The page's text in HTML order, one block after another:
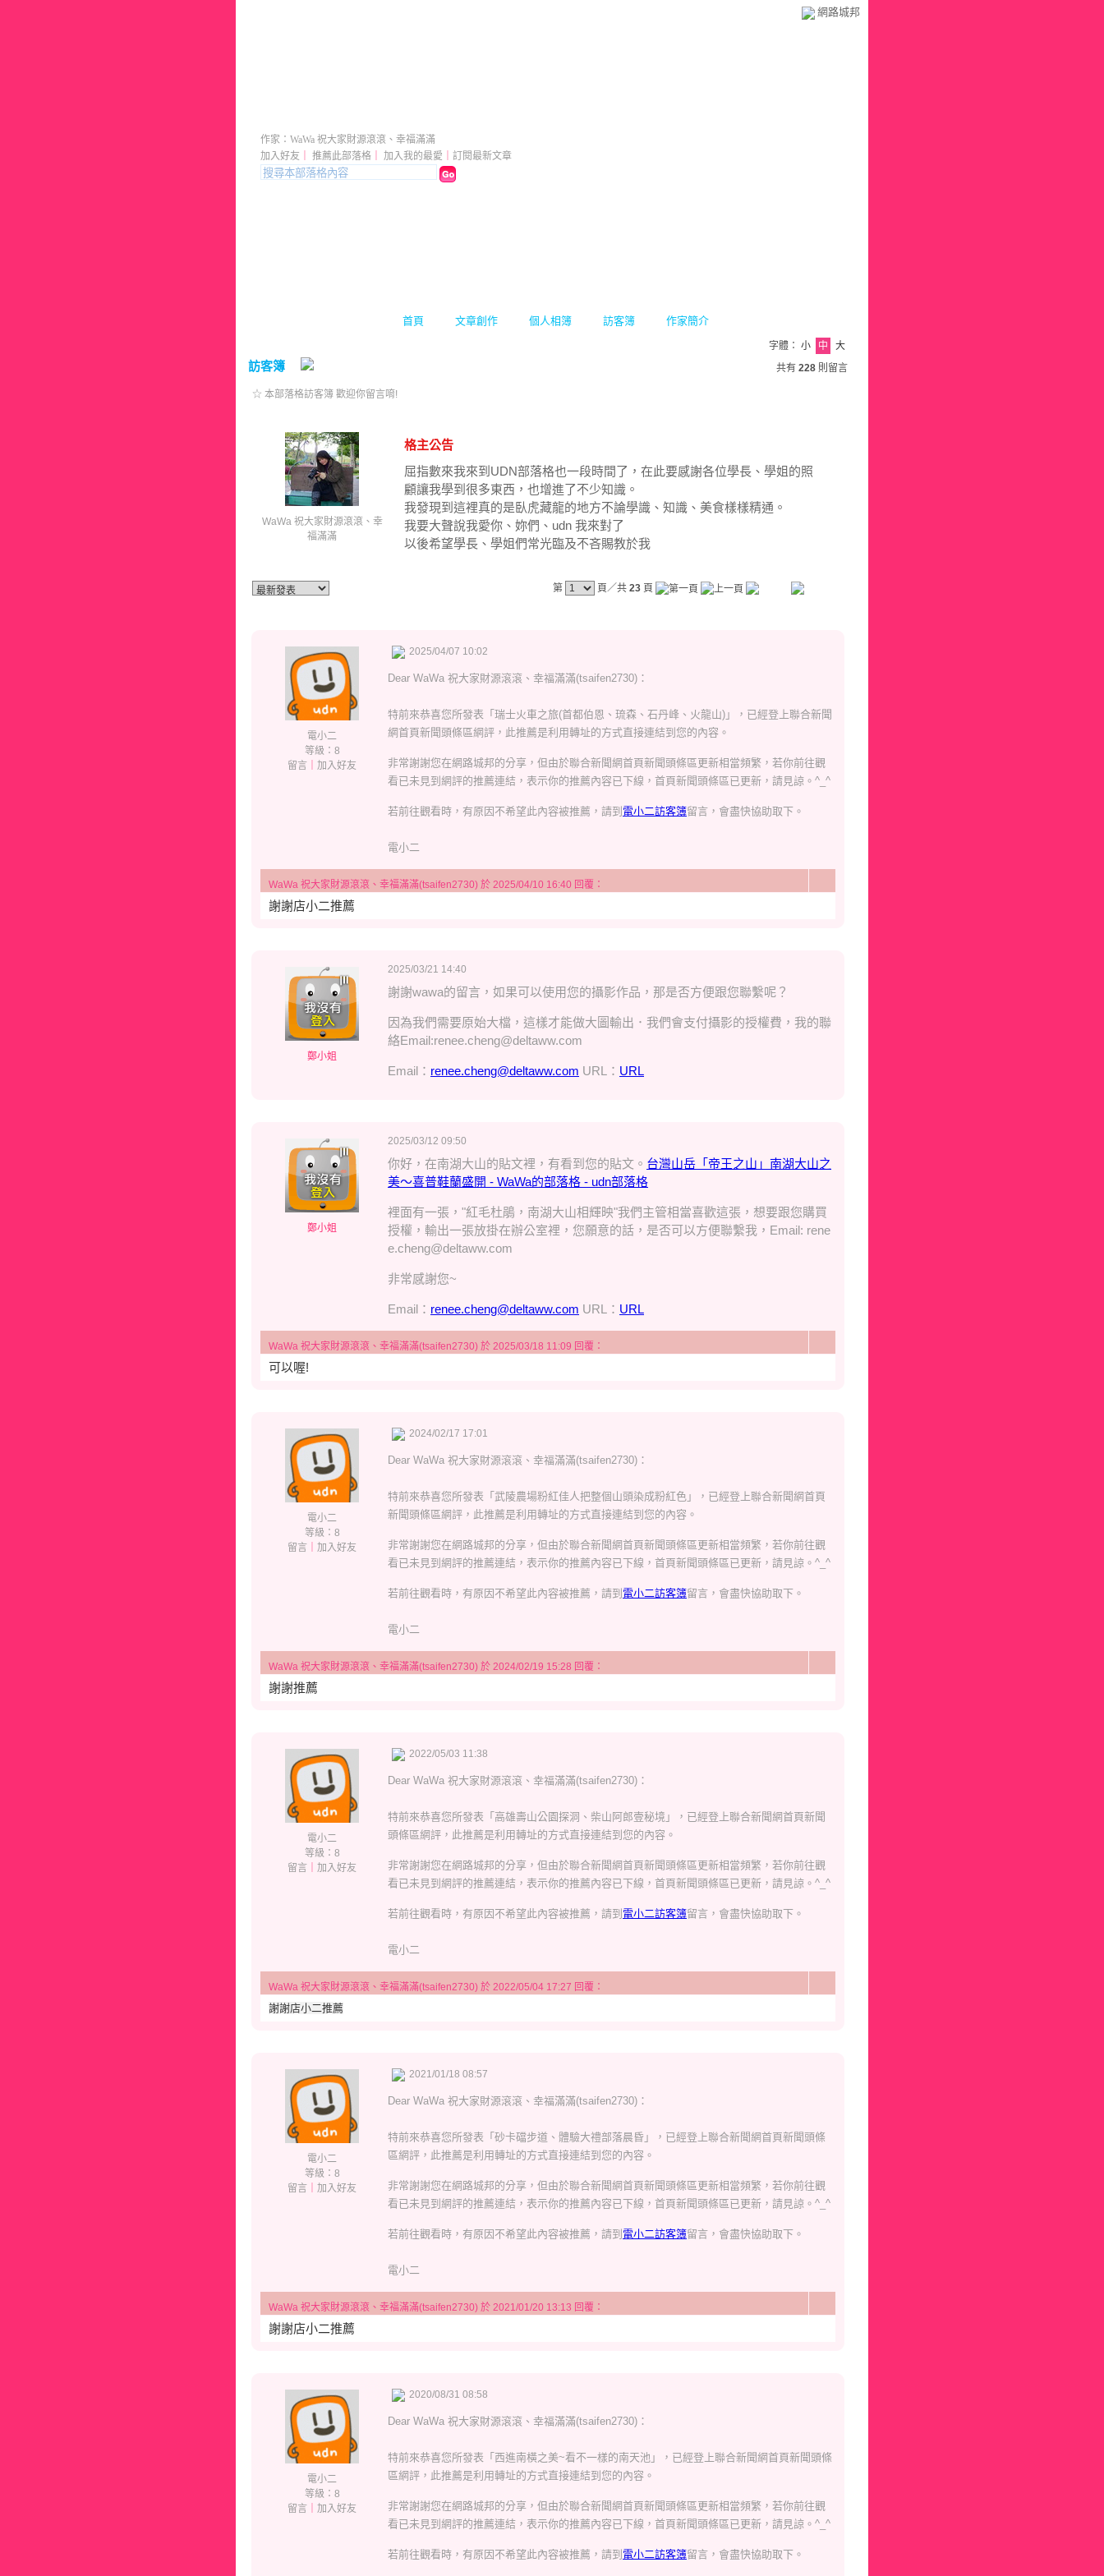
網路城邦
首頁 文章創作 個人相簿 訪客簿 作家簡介
加入好友 推薦此部落格 加入我的最愛 訂閱最新文章
作家：WaWa 祝大家財源滾滾、幸福滿滿
字體： 小 中 大
訪客簿 共有 228 則留言
☆ 本部落格訪客簿 歡迎你留言唷!
WaWa 祝大家財源滾滾、幸
福滿滿
格主公告
屈指數來我來到UDN部落格也一段時間了，在此要感謝各位學長、學姐的照
顧讓我學到很多東西，也增進了不少知識。
我發現到這裡真的是臥虎藏龍的地方不論學識、知識、美食樣樣精通。
我要大聲說我愛你、妳們、udn 我來對了
以後希望學長、學姐們常光臨及不吝賜教於我
第 頁／共 23 頁
電小二
等級：8
留言
加入好友
2025/04/07 10:02
Dear WaWa 祝大家財源滾滾、幸福滿滿(tsaifen2730) ：
特前來恭喜您所發表「瑞士火車之旅(首都伯恩、琉森、石丹峰、火龍山)」，已經登上聯合新聞
網首頁新聞頭條區網評，此推薦是利用轉址的方式直接連結到您的內容。
非常謝謝您在網路城邦的分享，但由於聯合新聞網首頁新聞頭條區更新相當頻繁，若你前往觀
看已未見到網評的推薦連結，表示你的推薦內容已下線，首頁新聞頭條區已更新，請見諒。^_^
若前往觀看時，有原因不希望此內容被推薦，請到 電小二訪客簿留言，會盡快協助取下。
電小二
WaWa 祝大家財源滾滾、幸福滿滿(tsaifen2730) 於 2025/04/10 16:40 回覆：
謝謝店小二推薦
鄭小姐
2025/03/21 14:40
謝謝wawa的留言，如果可以使用您的攝影作品，那是否方便跟您聯繫呢？
因為我們需要原始大檔，這樣才能做大圖輸出．我們會支付攝影的授權費，我的聯
絡Email:renee.cheng@deltaww.com
Email： renee.cheng@deltaww.com URL： URL
鄭小姐
2025/03/12 09:50
你好，在南湖大山的貼文裡，有看到您的貼文。 台灣山岳「帝王之山」南湖大山之
美～喜普鞋蘭盛開 - WaWa的部落格 - udn部落格
裡面有一張，"紅毛杜鵑，南湖大山相輝映"我們主管相當喜歡這張，想要跟您購買
授權，輸出一張放掛在辦公室裡，您願意的話，是否可以方便聯繫我，Email: rene
e.cheng@deltaww.com
非常感謝您~
Email： renee.cheng@deltaww.com URL： URL
WaWa 祝大家財源滾滾、幸福滿滿(tsaifen2730) 於 2025/03/18 11:09 回覆：
可以喔!
電小二
等級：8
留言
加入好友
2024/02/17 17:01
Dear WaWa 祝大家財源滾滾、幸福滿滿(tsaifen2730) ：
特前來恭喜您所發表「武陵農場粉紅佳人把整個山頭染成粉紅色」，已經登上聯合新聞網首頁
新聞頭條區網評，此推薦是利用轉址的方式直接連結到您的內容。
非常謝謝您在網路城邦的分享，但由於聯合新聞網首頁新聞頭條區更新相當頻繁，若你前往觀
看已未見到網評的推薦連結，表示你的推薦內容已下線，首頁新聞頭條區已更新，請見諒。^_^
若前往觀看時，有原因不希望此內容被推薦，請到 電小二訪客簿留言，會盡快協助取下。
電小二
WaWa 祝大家財源滾滾、幸福滿滿(tsaifen2730) 於 2024/02/19 15:28 回覆：
謝謝推薦
電小二
等級：8
留言
加入好友
2022/05/03 11:38
Dear WaWa 祝大家財源滾滾、幸福滿滿(tsaifen2730) ：
特前來恭喜您所發表「高雄壽山公園探洞、柴山阿郎壹秘境」，已經登上聯合新聞網首頁新聞
頭條區網評，此推薦是利用轉址的方式直接連結到您的內容。
非常謝謝您在網路城邦的分享，但由於聯合新聞網首頁新聞頭條區更新相當頻繁，若你前往觀
看已未見到網評的推薦連結，表示你的推薦內容已下線，首頁新聞頭條區已更新，請見諒。^_^
若前往觀看時，有原因不希望此內容被推薦，請到 電小二訪客簿留言，會盡快協助取下。
電小二
WaWa 祝大家財源滾滾、幸福滿滿(tsaifen2730) 於 2022/05/04 17:27 回覆：
謝謝店小二推薦
電小二
等級：8
留言
加入好友
2021/01/18 08:57
Dear WaWa 祝大家財源滾滾、幸福滿滿(tsaifen2730) ：
特前來恭喜您所發表「砂卡礑步道、體驗大禮部落晨昏」，已經登上聯合新聞網首頁新聞頭條
區網評，此推薦是利用轉址的方式直接連結到您的內容。
非常謝謝您在網路城邦的分享，但由於聯合新聞網首頁新聞頭條區更新相當頻繁，若你前往觀
看已未見到網評的推薦連結，表示你的推薦內容已下線，首頁新聞頭條區已更新，請見諒。^_^
若前往觀看時，有原因不希望此內容被推薦，請到 電小二訪客簿留言，會盡快協助取下。
電小二
WaWa 祝大家財源滾滾、幸福滿滿(tsaifen2730) 於 2021/01/20 13:13 回覆：
謝謝店小二推薦
電小二
等級：8
留言
加入好友
2020/08/31 08:58
Dear WaWa 祝大家財源滾滾、幸福滿滿(tsaifen2730) ：
特前來恭喜您所發表「西進南橫之美~看不一樣的南天池」，已經登上聯合新聞網首頁新聞頭條
區網評，此推薦是利用轉址的方式直接連結到您的內容。
非常謝謝您在網路城邦的分享，但由於聯合新聞網首頁新聞頭條區更新相當頻繁，若你前往觀
看已未見到網評的推薦連結，表示你的推薦內容已下線，首頁新聞頭條區已更新，請見諒。^_^
若前往觀看時，有原因不希望此內容被推薦，請到 電小二訪客簿留言，會盡快協助取下。